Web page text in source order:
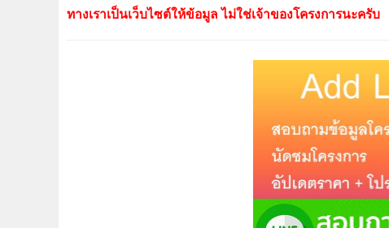
ทางเราเป็นเว็บไซต์ให้ข้อมูล ไม่ใช่เจ้าของโครงการนะครับ